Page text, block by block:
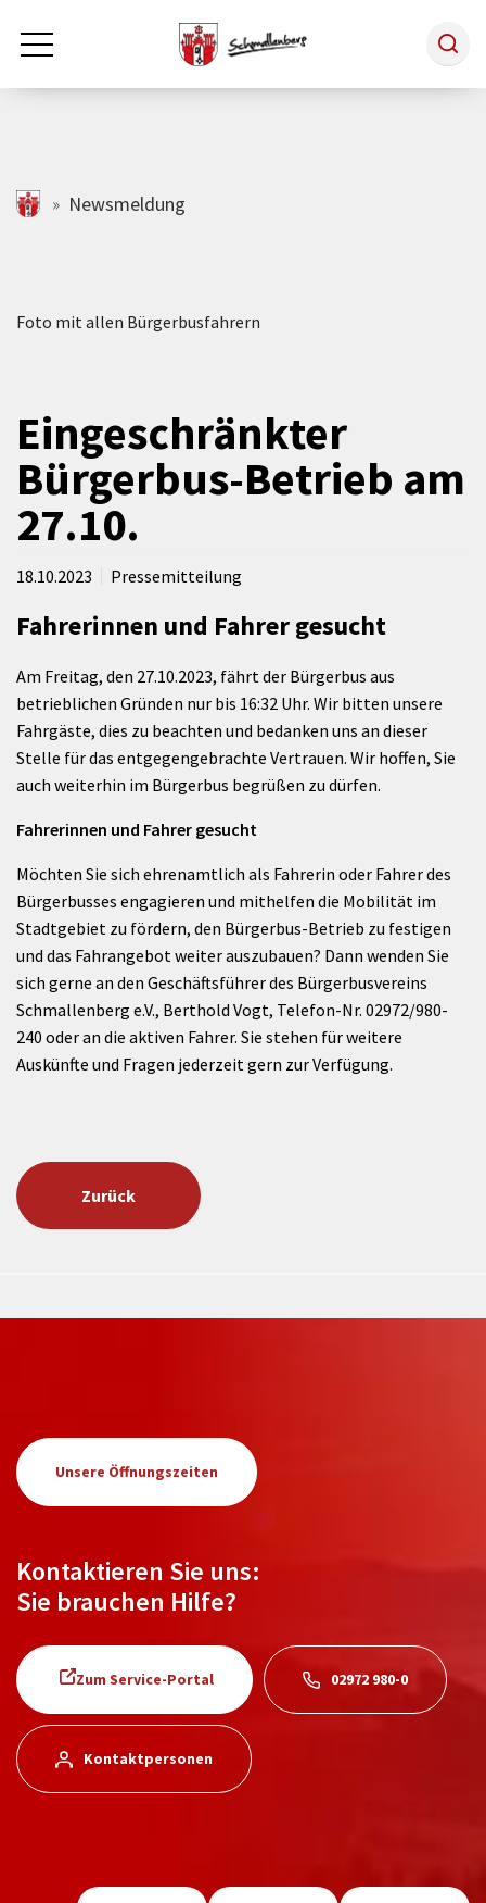
Zum Hauptinhalt springen
Rathaus & Politik
Tourismus
Wirtschaft
schmallenberg.de
Newsmeldung
Foto mit allen Bürgerbusfahrern
Eingeschränkter
Bürgerbus-Betrieb am
27.10.
18.10.2023 Pressemitteilung
Fahrerinnen und Fahrer gesucht
Am Freitag, den 27.10.2023, fährt der Bürgerbus aus
betrieblichen Gründen nur bis 16:32 Uhr. Wir bitten unsere
Fahrgäste, dies zu beachten und bedanken uns an dieser
Stelle für das entgegengebrachte Vertrauen. Wir hoffen, Sie
auch weiterhin im Bürgerbus begrüßen zu dürfen.
Fahrerinnen und Fahrer gesucht
Möchten Sie sich ehrenamtlich als Fahrerin oder Fahrer des
Bürgerbusses engagieren und mithelfen die Mobilität im
Stadtgebiet zu fördern, den Bürgerbus-Betrieb zu festigen
und das Fahrangebot weiter auszubauen? Dann wenden Sie
sich gerne an den Geschäftsführer des Bürgerbusvereins
Schmallenberg e.V., Berthold Vogt, Telefon-Nr. 02972/980-
240 oder an die aktiven Fahrer. Sie stehen für weitere
Auskünfte und Fragen jederzeit gern zur Verfügung.
Zurück
Unsere Öffnungszeiten
Kontaktieren Sie uns:
Sie brauchen Hilfe?
Zum Service-Portal 02972 980-0
Kontaktpersonen